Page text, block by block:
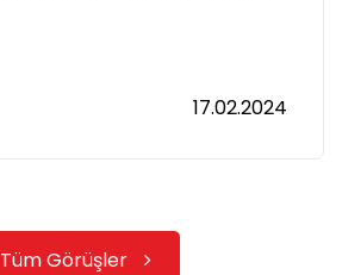
17.02.2024
Tüm Görüşler